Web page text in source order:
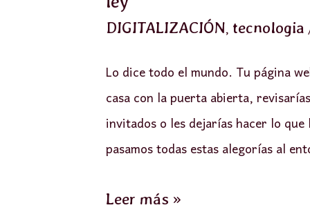
DIGITALIZACIÓN, tecnologia
Lo dice todo el mundo. Tu página
casa con la puerta abierta,
invitados o les dejarías hacer lo
pasamos todas estas alegorías al
Leer más »